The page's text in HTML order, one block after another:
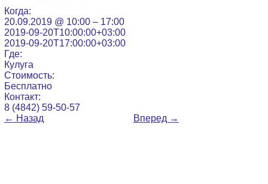
Когда:
20.09.2019 @ 10:00 – 17:00
2019-09-20T10:00:00+03:00
2019-09-20T17:00:00+03:00
Где:
Кулуга
Стоимость:
Бесплатно
Контакт:
8 (4842) 59-50-57
← Назад Вперед →